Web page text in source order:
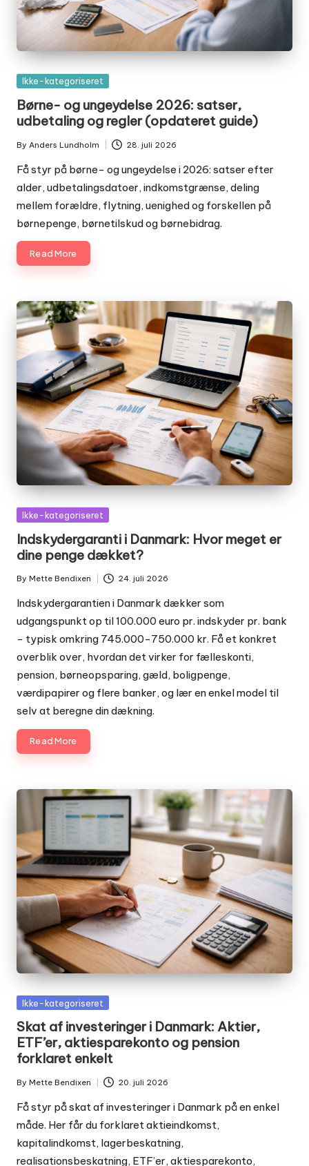
Posted
Ikke-kategoriseret
Børne- og ungeydelse 2026: satser,
udbetaling og regler (opdateret guide)
Posted
by
By Anders Lundholm 28. juli 2026
Få styr på børne- og ungeydelse i 2026: satser efter
alder, udbetalingsdatoer, indkomstgrænse, deling
mellem forældre, flytning, uenighed og forskellen på
børnepenge, børnetilskud og børnebidrag.
Read More
Posted
Ikke-kategoriseret
Indskydergaranti i Danmark: Hvor meget er
dine penge dækket?
Posted
by
By Mette Bendixen 24. juli 2026
Indskydergarantien i Danmark dækker som
udgangspunkt op til 100.000 euro pr. indskyder pr. bank
- typisk omkring 745.000-750.000 kr. Få et konkret
overblik over, hvordan det virker for fælleskonti,
pension, børneopsparing, gæld, boligpenge,
værdipapirer og flere banker, og lær en enkel model til
selv at beregne din dækning.
Read More
Posted
Ikke-kategoriseret
Skat af investeringer i Danmark: Aktier,
ETF’er, aktiesparekonto og pension
forklaret enkelt
Posted
by
By Mette Bendixen 20. juli 2026
Få styr på skat af investeringer i Danmark på en enkel
måde. Her får du forklaret aktieindkomst,
kapitalindkomst, lagerbeskatning,
realisationsbeskatning, ETF’er, aktiesparekonto,